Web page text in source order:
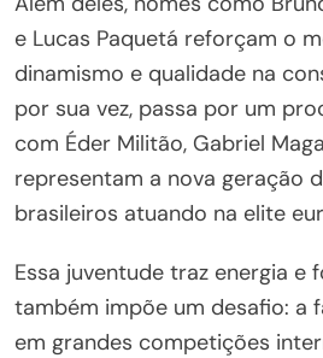
e Lucas Paquetá reforçam o
dinamismo e qualidade na
por sua vez, passa por um
com Éder Militão, Gabriel
representam a nova geração
brasileiros atuando na elite
Essa juventude traz energia e
também impõe um desafio: a
em grandes competições